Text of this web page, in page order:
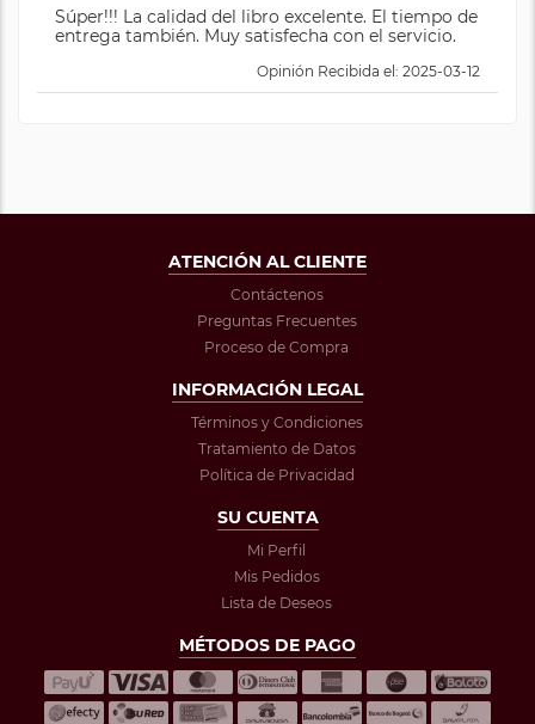
Súper!!! La calidad del libro excelente. El tiempo de
entrega también. Muy satisfecha con el servicio.
Opinión Recibida el: 2025-03-12
ATENCIÓN AL CLIENTE
Contáctenos
Preguntas Frecuentes
Proceso de Compra
INFORMACIÓN LEGAL
Términos y Condiciones
Tratamiento de Datos
Política de Privacidad
SU CUENTA
Mi Perfil
Mis Pedidos
Lista de Deseos
MÉTODOS DE PAGO